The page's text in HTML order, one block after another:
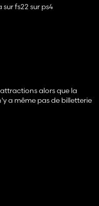
fs22 sur ps4
alors que la
a même pas de billetterie